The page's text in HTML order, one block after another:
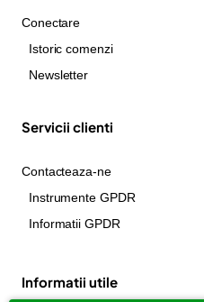
Conectare
Istoric comenzi
Newsletter
Servicii clienti
Contacteaza-ne
Instrumente GPDR
Informatii GPDR
Informatii utile